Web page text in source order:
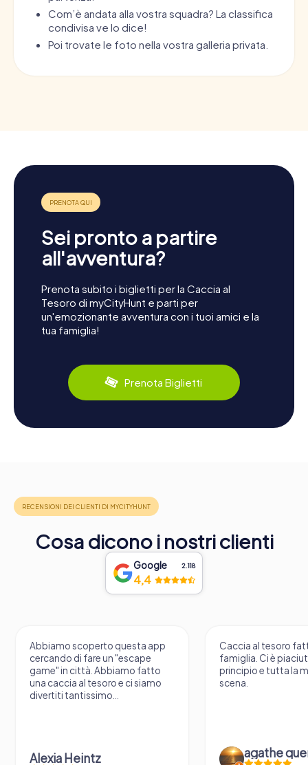
Com’è andata alla vostra squadra? La classifica
condivisa ve lo dice!
Poi trovate le foto nella vostra galleria privata.
Sei pronto a partire
all'avventura?
Prenota subito i biglietti per la Caccia al
Tesoro di myCityHunt e parti per
un'emozionante avventura con i tuoi amici e la
tua famiglia!
Prenota Biglietti
Cosa dicono i nostri clienti
Google 2.118
4,4
Abbiamo scoperto questa app
cercando di fare un "escape
game" in città. Abbiamo fatto
una caccia al tesoro e ci siamo
divertiti tantissimo...
Alexia Heintz
Caccia al tesoro
famiglia. Ci è
principio e tutta la
scena.
agathe